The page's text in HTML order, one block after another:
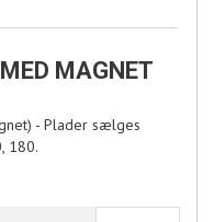
MAGNET
- Plader sælges
180.